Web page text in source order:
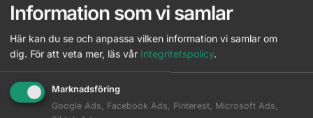
Kyone – ION-C 3000 Clipper
Logga in för pris
Read more
Kyone – Ultima Iron Fade Pro
Logga in för pris
Information som vi samlar
Här kan du se och anpassa vilken information vi samlar om
dig. För att veta mer, läs vår Integritetspolicy.
Marknadsföring
Google Ads, Facebook Ads, Pinterest, Microsoft Ads,